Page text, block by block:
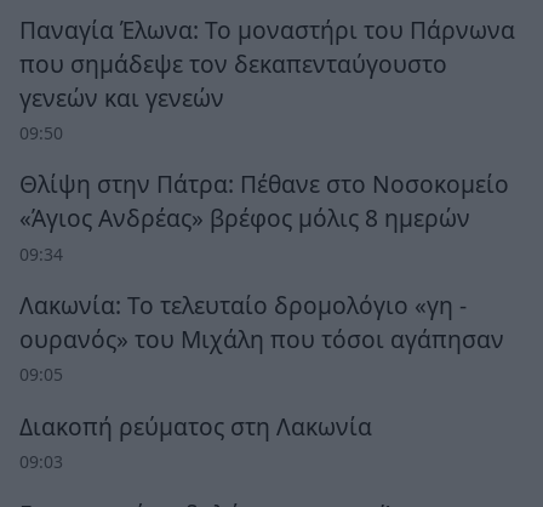
Παναγία Έλωνα: Το μοναστήρι του Πάρνωνα
που σημάδεψε τον δεκαπενταύγουστο
γενεών και γενεών
09:50
Θλίψη στην Πάτρα: Πέθανε στο Νοσοκομείο
«Άγιος Ανδρέας» βρέφος μόλις 8 ημερών
09:34
Λακωνία: Το τελευταίο δρομολόγιο «γη -
ουρανός» του Μιχάλη που τόσοι αγάπησαν
09:05
Διακοπή ρεύματος στη Λακωνία
09:03